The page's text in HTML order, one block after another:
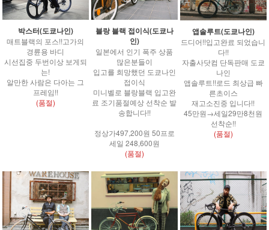
박스터(도쿄나인)
매트블랙의 포스!!고가의
경륜용 바디
시선집중 두번이상 보게되
는!
알만한 사람은 다아는 그
프레임!!
(품절)
블랑 블랙 접이식(도쿄나
인)
일본에서 인기 폭주 상품
많은분들이
입고를 희망했던 도쿄나인
접이식
미니벨로 블랑블랙 입고완
료 조기품절예상 선착순 발
송합니다!!
정상가497,200원 50프로
세일 248,600원
(품절)
앱솔루트(도쿄나인)
드디어!!입고완료 되었습니
다!!
자출사닷컴 단독판매 도쿄
나인
앱솔루트!!로드 최상급 빠
른초이스
재고소진중 입니다!!
45만원→세일29만8천원
선착순!!
(품절)